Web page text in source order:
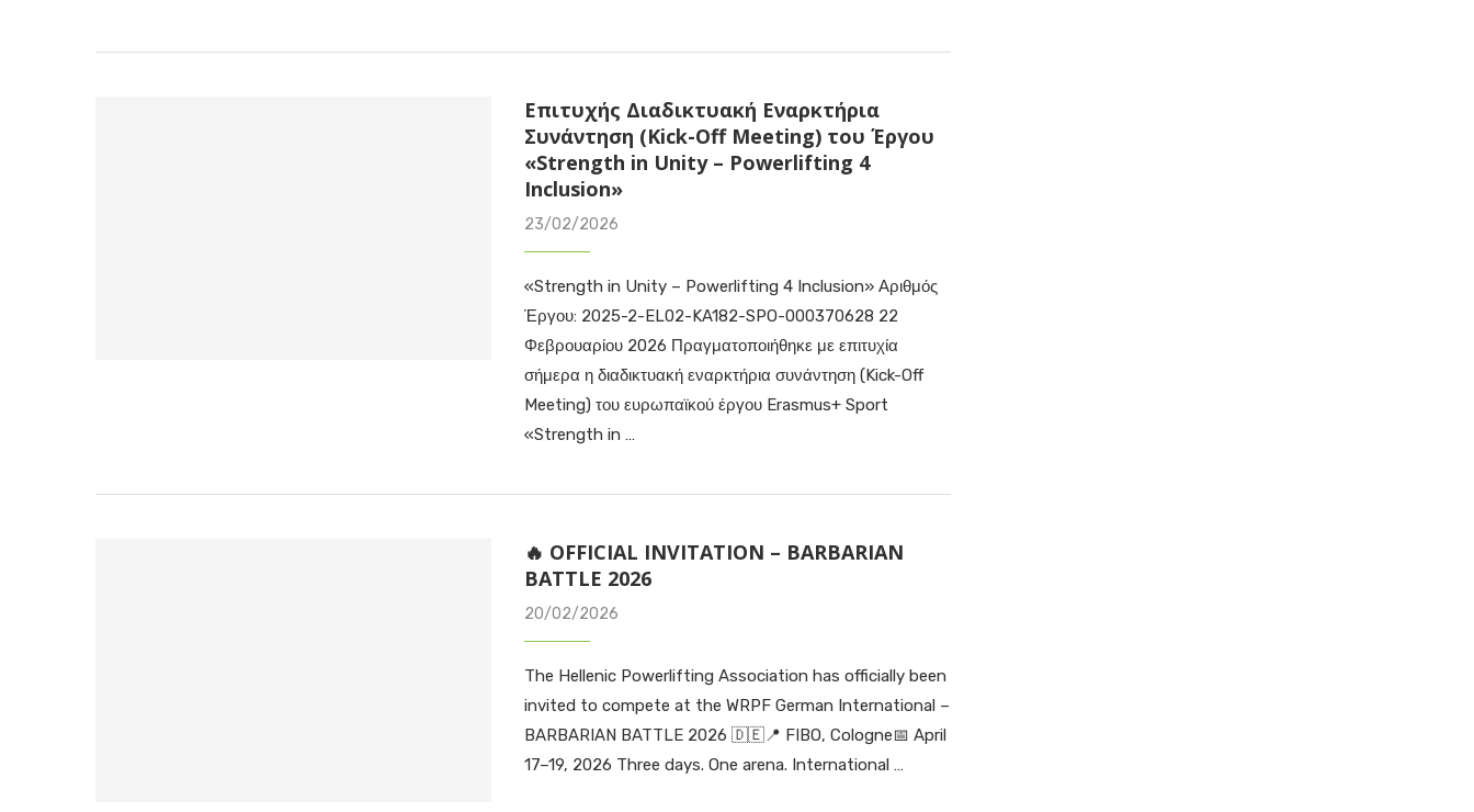
Επιτυχής Διαδικτυακή Εναρκτήρια
Συνάντηση (Kick-Off Meeting) του Έργου
«Strength in Unity – Powerlifting 4
Inclusion»
23/02/2026
«Strength in Unity – Powerlifting 4 Inclusion» Αριθμός
Έργου: 2025-2-EL02-KA182-SPO-000370628 22
Φεβρουαρίου 2026 Πραγματοποιήθηκε με επιτυχία
σήμερα η διαδικτυακή εναρκτήρια συνάντηση (Kick-Off
Meeting) του ευρωπαϊκού έργου Erasmus+ Sport
«Strength in …
🔥 OFFICIAL INVITATION – BARBARIAN
BATTLE 2026
20/02/2026
The Hellenic Powerlifting Association has officially been
invited to compete at the WRPF German International –
BARBARIAN BATTLE 2026 🇩🇪📍 FIBO, Cologne📅 April
17–19, 2026 Three days. One arena. International …